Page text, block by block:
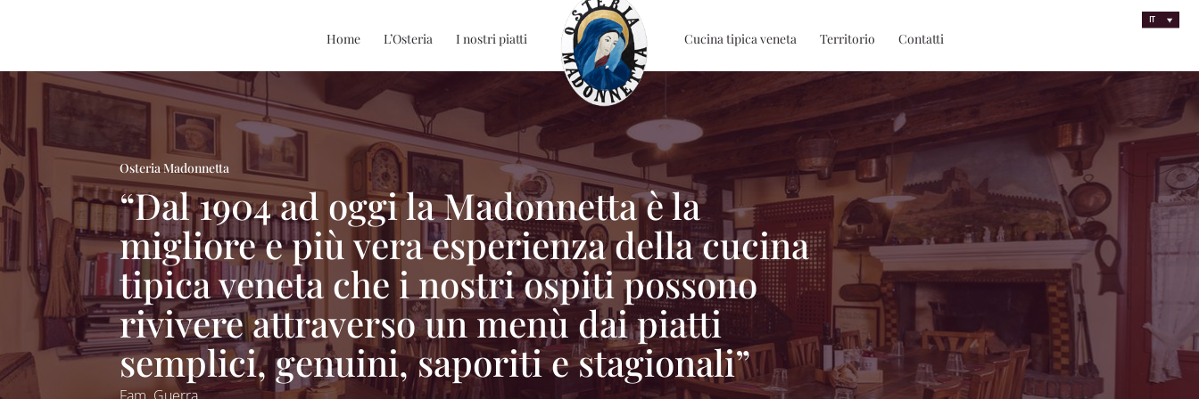
IT
Home L’Osteria I nostri piatti Cucina tipica veneta Territorio Contatti
Osteria Madonnetta
“Dal 1904 ad oggi la Madonnetta è la
migliore e più vera esperienza della cucina
tipica veneta che i nostri ospiti possono
rivivere attraverso un menù dai piatti
semplici, genuini, saporiti e stagionali”